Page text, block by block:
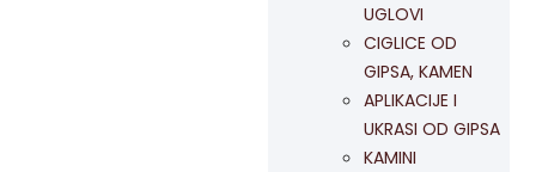
UGLOVI
CIGLICE OD
GIPSA, KAMEN
APLIKACIJE I
UKRASI OD GIPSA
KAMINI